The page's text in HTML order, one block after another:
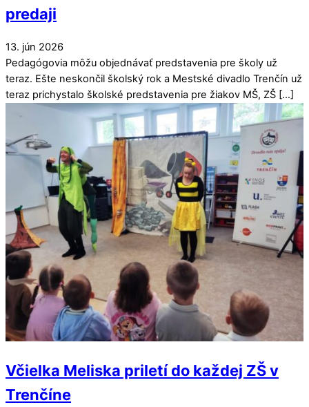
predaji
13. jún 2026
Pedagógovia môžu objednávať predstavenia pre školy už
teraz. Ešte neskončil školský rok a Mestské divadlo Trenčín už
teraz prichystalo školské predstavenia pre žiakov MŠ, ZŠ […]
Včielka Meliska priletí do každej ZŠ v
Trenčíne